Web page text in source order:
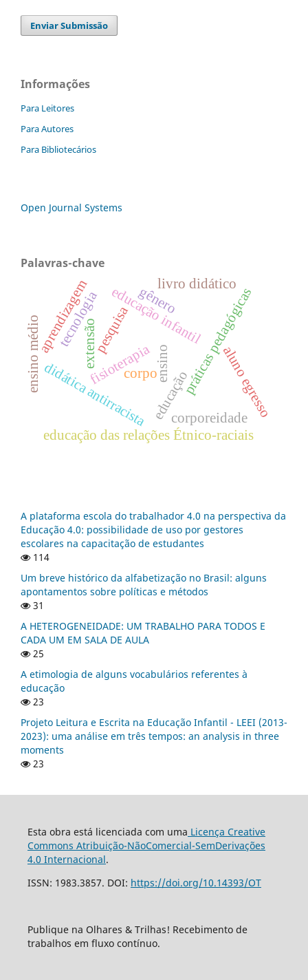
Enviar Submissão
Informações
Para Leitores
Para Autores
Para Bibliotecários
Open Journal Systems
Palavras-chave
educação
corpoensino
pesquisa
extensão práticas pedagógicas
didática antirracista
educação das relações Étnico-raciais
educação infantil
aluno egresso
fisioterapia
gênero
corporeidade
tecnologia
aprendizagem
ensino médio
livro didático
A plataforma escola do trabalhador 4.0 na perspectiva da
Educação 4.0: possibilidade de uso por gestores
escolares na capacitação de estudantes
114
Um breve histórico da alfabetização no Brasil: alguns
apontamentos sobre políticas e métodos
31
A HETEROGENEIDADE: UM TRABALHO PARA TODOS E
CADA UM EM SALA DE AULA
25
A etimologia de alguns vocabulários referentes à
educação
23
Projeto Leitura e Escrita na Educação Infantil - LEEI (2013-
2023): uma análise em três tempos: an analysis in three
moments
23
Esta obra está licenciada com uma Licença Creative
Commons Atribuição-NãoComercial-SemDerivações
4.0 Internacional.
ISSN: 1983.3857. DOI: https://doi.org/10.14393/OT
Publique na Olhares & Trilhas! Recebimento de
trabalhos em fluxo contínuo.